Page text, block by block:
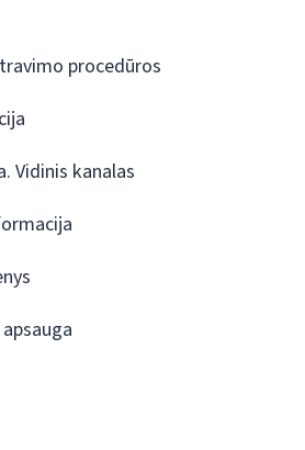
procedūros
Vidinis kanalas